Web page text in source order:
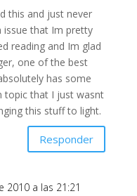
this and just never
issue that Im pretty
reading and Im glad
one of the best
has some
topic that I just wasnt
this stuff to light.
Responder
2010 a las 21:21